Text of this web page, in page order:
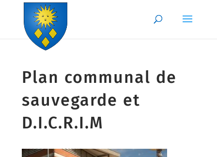
content
Plan communal de
sauvegarde et
D.I.C.R.I.M